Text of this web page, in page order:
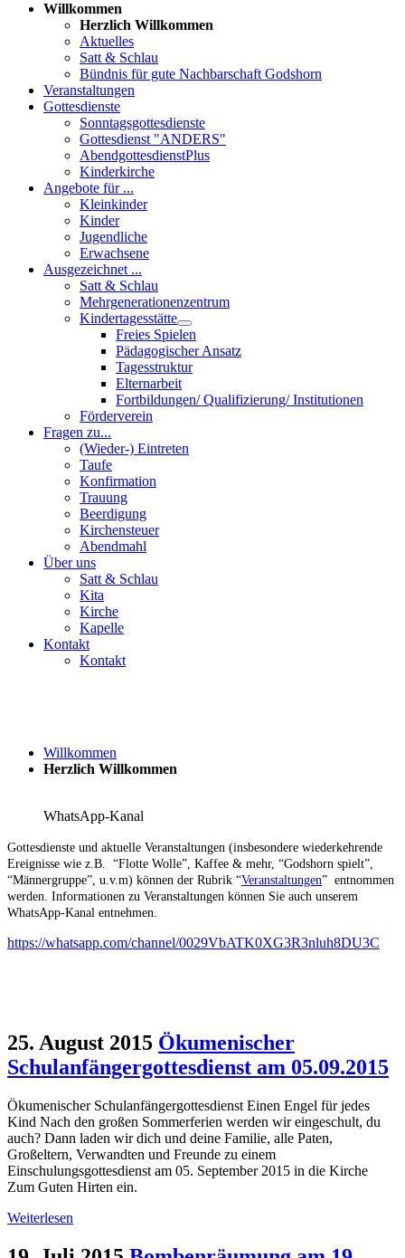
Willkommen
Herzlich Willkommen
Aktuelles
Satt & Schlau
Bündnis für gute Nachbarschaft Godshorn
Veranstaltungen
Gottesdienste
Sonntagsgottesdienste
Gottesdienst "ANDERS"
AbendgottesdienstPlus
Kinderkirche
Angebote für ...
Kleinkinder
Kinder
Jugendliche
Erwachsene
Ausgezeichnet ...
Satt & Schlau
Mehrgenerationenzentrum
Kindertagesstätte
Freies Spielen
Pädagogischer Ansatz
Tagesstruktur
Elternarbeit
Fortbildungen/ Qualifizierung/ Institutionen
Förderverein
Fragen zu...
(Wieder-) Eintreten
Taufe
Konfirmation
Trauung
Beerdigung
Kirchensteuer
Abendmahl
Über uns
Satt & Schlau
Kita
Kirche
Kapelle
Kontakt
Kontakt
Willkommen
Herzlich Willkommen
WhatsApp-Kanal
Gottesdienste und aktuelle Veranstaltungen (insbesondere wiederkehrende
Ereignisse wie z.B. “Flotte Wolle”, Kaffee & mehr, “Godshorn spielt”,
“Männergruppe”, u.v.m) können der Rubrik “Veranstaltungen” entnommen
werden. Informationen zu Veranstaltungen können Sie auch unserem
WhatsApp-Kanal entnehmen.
https://whatsapp.com/channel/0029VbATK0XG3R3nluh8DU3C
25. August 2015 Ökumenischer
Schulanfängergottesdienst am 05.09.2015
Ökumenischer Schulanfängergottesdienst Einen Engel für jedes
Kind Nach den großen Sommerferien werden wir eingeschult, du
auch? Dann laden wir dich und deine Familie, alle Paten,
Großeltern, Verwandten und Freunde zu einem
Einschulungsgottesdienst am 05. September 2015 in die Kirche
Zum Guten Hirten ein.
Weiterlesen